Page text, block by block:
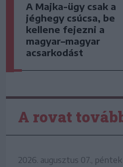
A Majka-ügy csak a
jéghegy csúcsa, be
kellene fejezni a
magyar–magyar
acsarkodást
A rovat
2026. augusztus 07., péntek